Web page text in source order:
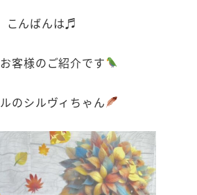
こんばんは♬
客様のご紹介です
のシルヴィちゃん